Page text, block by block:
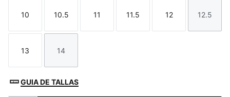
Talla
10
Talla
10.5
Talla
11
Talla
11.5
Talla
12
Talla
12.5
Talla
13
Talla
14
GUIA DE TALLAS